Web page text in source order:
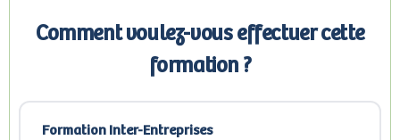
Comment voulez-vous effectuer cette
formation ?
Formation Inter-Entreprises